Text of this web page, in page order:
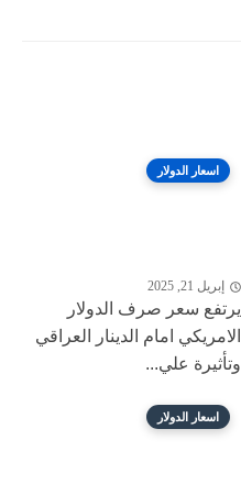
اسعار الدولار
إبريل 21, 2025
يرتفع سعر صرف الدولار
الامريكي امام الدينار العراقي
وتأثيرة علي...
اسعار الدولار